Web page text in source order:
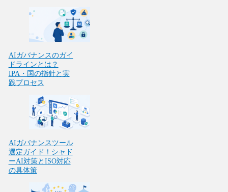
AIガバナンスのガイ
ドラインとは？
IPA・国の指針と実
践プロセス
AIガバナンスツール
選定ガイド！シャド
ーAI対策とISO対応
の具体策